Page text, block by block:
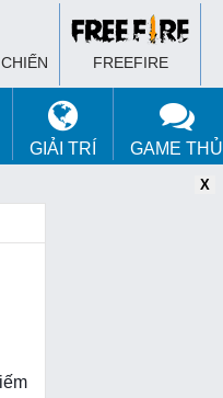
FREEFIRE
GIẢI TRÍ GAME THỦ
X